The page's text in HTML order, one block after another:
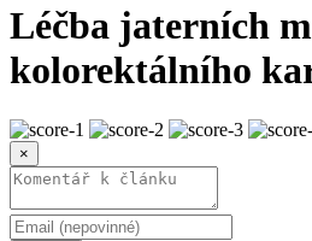
Léčba jaterních
kolorektálního
×